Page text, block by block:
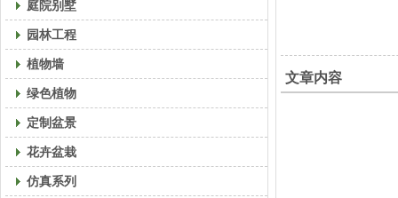
庭院别墅
园林工程
植物墙
绿色植物
定制盆景
花卉盆栽
仿真系列
文章内容